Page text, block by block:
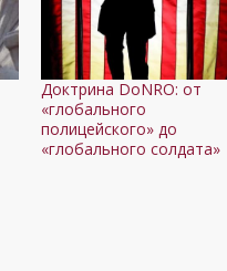
Доктрина DoNRO: от
«глобального
полицейского» до
«глобального солдата»